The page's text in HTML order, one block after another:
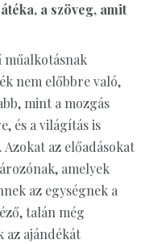
a szöveg, amit
műalkotásnak
nem előbbre való,
mint a mozgás
és a világítás is
az előadásokat
amelyek
az egységnek a
talán még
az ajándékát